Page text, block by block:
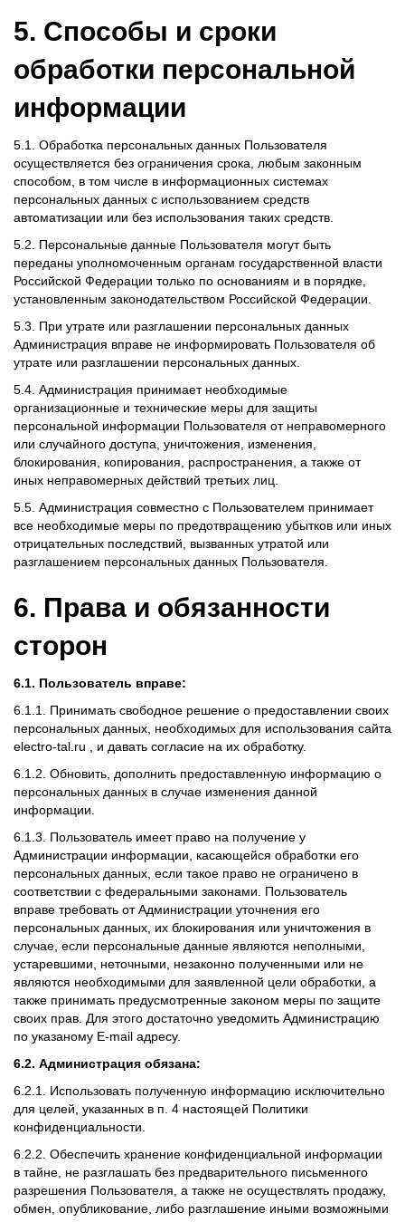
5. Способы и сроки
обработки персональной
информации
5.1. Обработка персональных данных Пользователя
осуществляется без ограничения срока, любым законным
способом, в том числе в информационных системах
персональных данных с использованием средств
автоматизации или без использования таких средств.
5.2. Персональные данные Пользователя могут быть
переданы уполномоченным органам государственной власти
Российской Федерации только по основаниям и в порядке,
установленным законодательством Российской Федерации.
5.3. При утрате или разглашении персональных данных
Администрация вправе не информировать Пользователя об
утрате или разглашении персональных данных.
5.4. Администрация принимает необходимые
организационные и технические меры для защиты
персональной информации Пользователя от неправомерного
или случайного доступа, уничтожения, изменения,
блокирования, копирования, распространения, а также от
иных неправомерных действий третьих лиц.
5.5. Администрация совместно с Пользователем принимает
все необходимые меры по предотвращению убытков или иных
отрицательных последствий, вызванных утратой или
разглашением персональных данных Пользователя.
6. Права и обязанности
сторон
6.1. Пользователь вправе:
6.1.1. Принимать свободное решение о предоставлении своих
персональных данных, необходимых для использования сайта
electro-tal.ru , и давать согласие на их обработку.
6.1.2. Обновить, дополнить предоставленную информацию о
персональных данных в случае изменения данной
информации.
6.1.3. Пользователь имеет право на получение у
Администрации информации, касающейся обработки его
персональных данных, если такое право не ограничено в
соответствии с федеральными законами. Пользователь
вправе требовать от Администрации уточнения его
персональных данных, их блокирования или уничтожения в
случае, если персональные данные являются неполными,
устаревшими, неточными, незаконно полученными или не
являются необходимыми для заявленной цели обработки, а
также принимать предусмотренные законом меры по защите
своих прав. Для этого достаточно уведомить Администрацию
по указаному E-mail адресу.
6.2. Администрация обязана:
6.2.1. Использовать полученную информацию исключительно
для целей, указанных в п. 4 настоящей Политики
конфиденциальности.
6.2.2. Обеспечить хранение конфиденциальной информации
в тайне, не разглашать без предварительного письменного
разрешения Пользователя, а также не осуществлять продажу,
обмен, опубликование, либо разглашение иными возможными